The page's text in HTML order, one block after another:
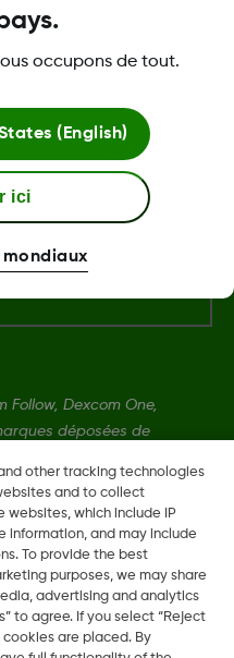
Follow, Dexcom One,
déposées de
occupons de tout.
(English)
ici
mondiaux
other tracking technologies
and to collect
websites, which include IP
information, and may include
To provide the best
purposes, we may share
advertising and analytics
to agree. If you select “Reject
are placed. By